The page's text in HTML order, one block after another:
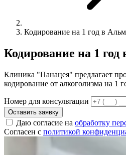
Кодирование на 1 год в
Кодирование на 1 год
Клиника "Панацея" предлагает
кодирование от алкоголизма на 1
Номер для консультации
Оставить заявку
Даю согласие на обработку
Согласен с политикой